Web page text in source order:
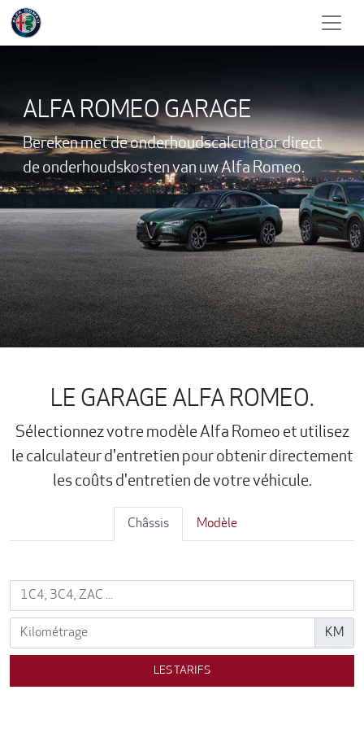
ALFA ROMEO GARAGE
Bereken met de onderhoudscalculator direct
de onderhoudskosten van uw Alfa Romeo.
LE GARAGE ALFA ROMEO.
Sélectionnez votre modèle Alfa Romeo et utilisez
le calculateur d'entretien pour obtenir directement
les coûts d'entretien de votre véhicule.
Châssis Modèle
KM